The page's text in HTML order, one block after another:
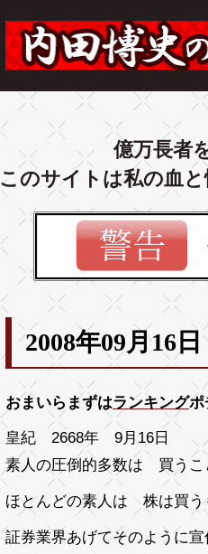
億万長者
このサイトは私の血
2008年09月16日
おまいらまずはランキングポ
皇紀 2668年 9月16日
素人の圧倒的多数は 買うこ
ほとんどの素人は 株は買う
証券業界あげてそのように宣